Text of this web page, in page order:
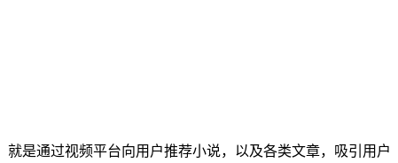
是通过视频平台向用户推荐小说，以及各类文章，吸引用户